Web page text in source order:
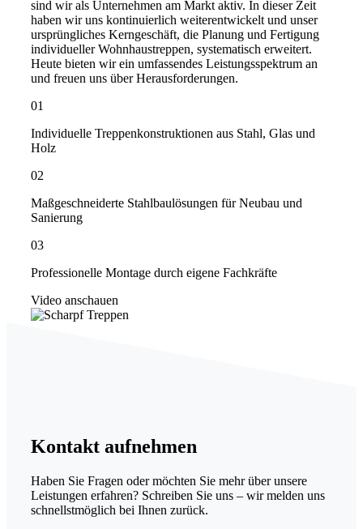
sind wir als Unternehmen am Markt aktiv. In dieser Zeit
haben wir uns kontinuierlich weiterentwickelt und unser
ursprüngliches Kerngeschäft, die Planung und Fertigung
individueller Wohnhaustreppen, systematisch erweitert.
Heute bieten wir ein umfassendes Leistungsspektrum an
und freuen uns über Herausforderungen.
01
Individuelle Treppenkonstruktionen aus Stahl, Glas und
Holz
02
Maßgeschneiderte Stahlbaulösungen für Neubau und
Sanierung
03
Professionelle Montage durch eigene Fachkräfte
Video anschauen
Kontakt aufnehmen
Haben Sie Fragen oder möchten Sie mehr über unsere
Leistungen erfahren? Schreiben Sie uns – wir melden uns
schnellstmöglich bei Ihnen zurück.